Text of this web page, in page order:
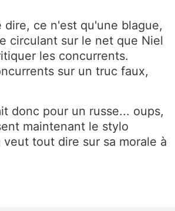
dire, ce n'est qu'une blague,
circulant sur le net que Niel
les concurrents.
sur un truc faux,
donc pour un russe... oups,
maintenant le stylo
veut tout dire sur sa morale à